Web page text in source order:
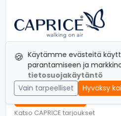
🍪 Käytämme evästeitä
parantamiseen ja
tietosuojakäytäntö
Vain tarpeelliset
Hyväksy
Tarjous (vanhentunut)
Liity uutiskirjeeseen ja
Vanhentunut: 25.06.2026
Näytä tarjous
Katso CAPRICE tarjoukset